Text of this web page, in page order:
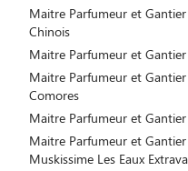
Maitre Parfumeur et Gantier
Chinois
Maitre Parfumeur et
Maitre Parfumeur et
Comores
Maitre Parfumeur et Gantier
Maitre Parfumeur et
Muskissime Les Eaux